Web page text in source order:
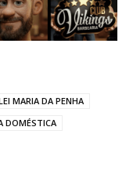
MARIA DA PENHA
DOMÉSTICA